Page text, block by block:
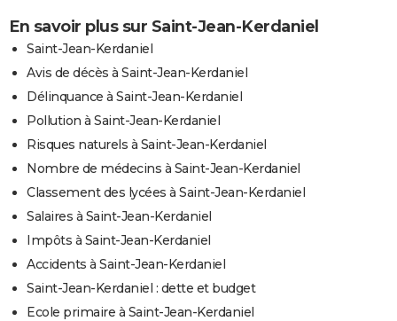
En savoir plus sur Saint-Jean-Kerdaniel
Saint-Jean-Kerdaniel
Avis de décès à Saint-Jean-Kerdaniel
Délinquance à Saint-Jean-Kerdaniel
Pollution à Saint-Jean-Kerdaniel
Risques naturels à Saint-Jean-Kerdaniel
Nombre de médecins à Saint-Jean-Kerdaniel
Classement des lycées à Saint-Jean-Kerdaniel
Salaires à Saint-Jean-Kerdaniel
Impôts à Saint-Jean-Kerdaniel
Accidents à Saint-Jean-Kerdaniel
Saint-Jean-Kerdaniel : dette et budget
Ecole primaire à Saint-Jean-Kerdaniel